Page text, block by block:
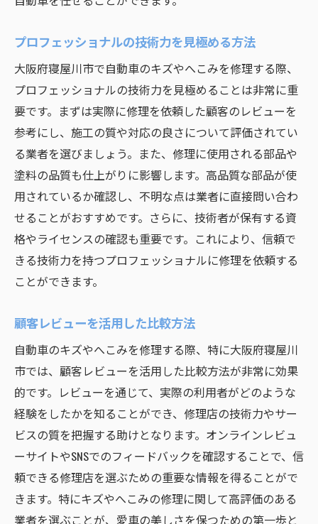
プロフェッショナルの技術力を見極める方法
大阪府寝屋川市で自動車のキズやへこみを修理する際、
プロフェッショナルの技術力を見極めることは非常に重
要です。まずは実際に修理を依頼した顧客のレビューを
参考にし、施工の質や対応の良さについて評価されてい
る業者を選びましょう。また、修理に使用される部品や
塗料の品質も仕上がりに影響します。高品質な部品が使
用されているか確認し、不明な点は業者に直接問い合わ
せることがおすすめです。さらに、技術者が保有する資
格やライセンスの確認も重要です。これにより、信頼で
きる技術力を持つプロフェッショナルに修理を依頼する
ことができます。
顧客レビューを活用した比較方法
自動車のキズやへこみを修理する際、特に大阪府寝屋川
市では、顧客レビューを活用した比較方法が非常に効果
的です。レビューを通じて、実際の利用者がどのような
経験をしたかを知ることができ、修理店の技術力やサー
ビスの質を把握する助けとなります。オンラインレビュ
ーサイトやSNSでのフィードバックを確認することで、信
頼できる修理店を選ぶための重要な情報を得ることがで
きます。特にキズやへこみの修理に関して高評価のある
業者を選ぶことが、愛車の美しさを保つための第一歩と